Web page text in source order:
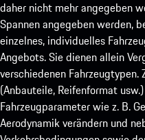
daher nicht mehr angegeben
Spannen angegeben werden,
einzelnes, individuelles
Angebots. Sie dienen allein
verschiedenen
(Anbauteile, Reifenformat
Fahrzeugparameter wie z. B.
Aerodynamik verändern und